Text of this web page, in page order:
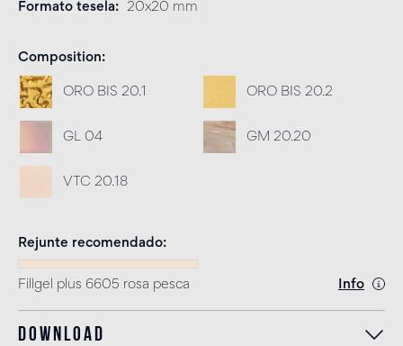
Formato tesela 20x20 mm
Composition
ORO BIS 20.1 ORO BIS 20.2
GL 04 GM 20.20
VTC 20.18
Rejunte recomendado
Fillgel plus 6605 rosa pesca Info
Download